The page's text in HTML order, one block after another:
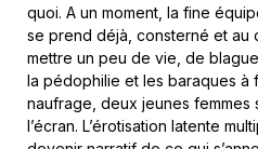
quoi. A un moment, la fine
se prend déjà, consterné et au
mettre un peu de vie, de
la pédophilie et les baraques à
naufrage, deux jeunes femmes
l’écran. L’érotisation latente